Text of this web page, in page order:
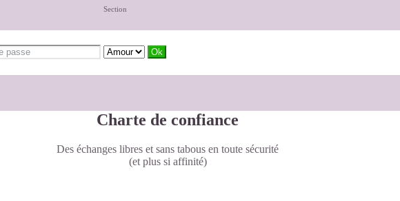
Section
Charte de confiance
Des échanges libres et sans tabous en toute sécurité
(et plus si affinité)